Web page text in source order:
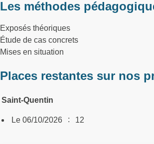
Les méthodes
Exposés théoriques
Étude de cas concrets
Mises en situation
Places restantes sur nos
Saint-Quentin
Le 06/10/2026 : 12